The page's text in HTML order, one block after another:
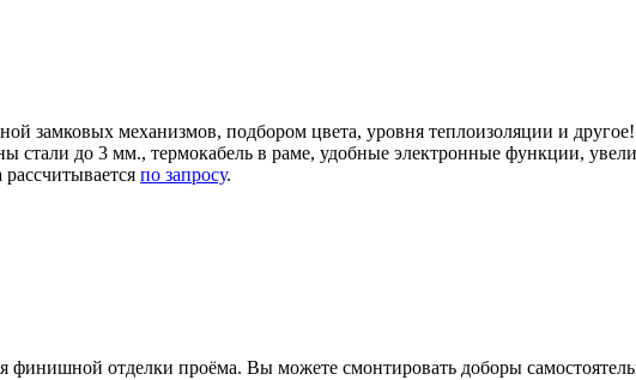
замковых механизмов, подбором цвета, уровня теплоизоляции и
стали до 3 мм., термокабель в раме, удобные электронные функции,
по запросу.
отделки проёма. Вы можете смонтировать доборы